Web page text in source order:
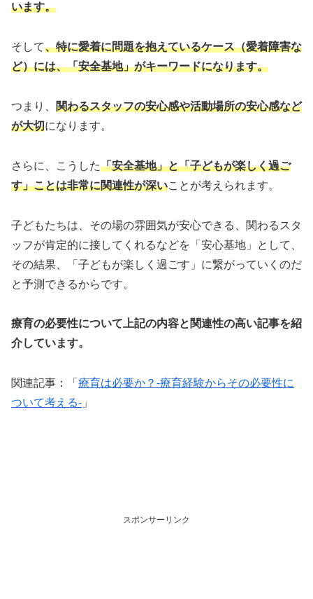
います。
そして、特に愛着に問題を抱えているケース（愛着障害な
ど）には、「安全基地」がキーワードになります。
つまり、 関わるスタッフの安心感や活動場所の安心感など
が大切になります。
さらに、こうした「安全基地」と「子どもが楽しく過ご
す」ことは非常に関連性が深いことが考えられます。
子どもたちは、その場の雰囲気が安心できる、関わるスタ
ッフが肯定的に接してくれるなどを「安心基地」として、
その結果、「子どもが楽しく過ごす」に繋がっていくのだ
と予測できるからです。
療育の必要性について上記の内容と関連性の高い記事を紹
介しています。
関連記事：「 療育は必要か？-療育経験からその必要性に
ついて考える- 」
スポンサーリンク